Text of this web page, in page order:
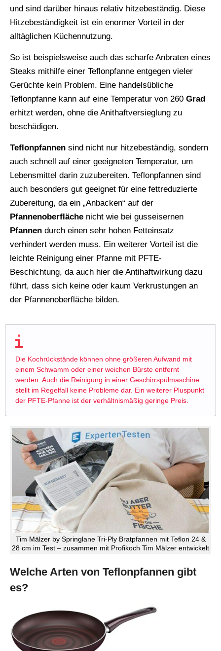
und sind darüber hinaus relativ hitzebeständig. Diese
Hitzebeständigkeit ist ein enormer Vorteil in der
alltäglichen Küchennutzung.
So ist beispielsweise auch das scharfe Anbraten eines
Steaks mithilfe einer Teflonpfanne entgegen vieler
Gerüchte kein Problem. Eine handelsübliche
Teflonpfanne kann auf eine Temperatur von 260 Grad
erhitzt werden, ohne die Anithaftversieglung zu
beschädigen.
Teflonpfannen sind nicht nur hitzebeständig, sondern
auch schnell auf einer geeigneten Temperatur, um
Lebensmittel darin zuzubereiten. Teflonpfannen sind
auch besonders gut geeignet für eine fettreduzierte
Zubereitung, da ein „Anbacken“ auf der
Pfannenoberfläche nicht wie bei gusseisernen
Pfannen durch einen sehr hohen Fetteinsatz
verhindert werden muss. Ein weiterer Vorteil ist die
leichte Reinigung einer Pfanne mit PFTE-
Beschichtung, da auch hier die Antihaftwirkung dazu
führt, dass sich keine oder kaum Verkrustungen an
der Pfannenoberfläche bilden.
Die Kochrückstände können ohne größeren Aufwand mit
einem Schwamm oder einer weichen Bürste entfernt
werden. Auch die Reinigung in einer Geschirrspülmaschine
stellt im Regelfall keine Probleme dar. Ein weiterer Pluspunkt
der PFTE-Pfanne ist der verhältnismäßig geringe Preis.
Tim Mälzer by Springlane Tri-Ply Bratpfannen mit Teflon 24 &
28 cm im Test – zusammen mit Profikoch Tim Mälzer entwickelt
Welche Arten von Teflonpfannen gibt
es?